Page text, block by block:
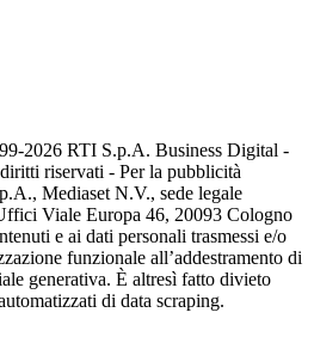
2026 RTI S.p.A. Business Digital -
riservati - Per la pubblicità
Mediaset N.V., sede legale
Viale Europa 46, 20093 Cologno
e ai dati personali trasmessi e/o
funzionale all’addestramento di
generativa. È altresì fatto divieto
di data scraping.